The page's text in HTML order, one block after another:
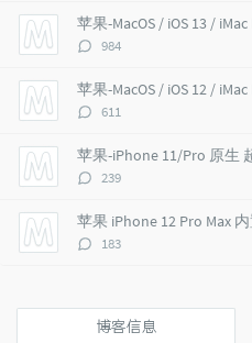
a
r
t
i
c
l
e
s
s
数：
苹果-MacOS / iOS 13 /
评
数：
984
苹果-MacOS / iOS 12 /
评
数：
611
苹果-iPhone 11/Pro 原生
评
数：
239
苹果 iPhone 12 Pro Max
评
183
博客信息